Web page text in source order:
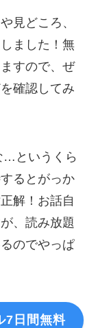
見どころ、
ました！無
すので、ぜ
確認してみ
…というくら
るとがっか
解！お話自
、読み放題
のでやっぱ
7日間無料